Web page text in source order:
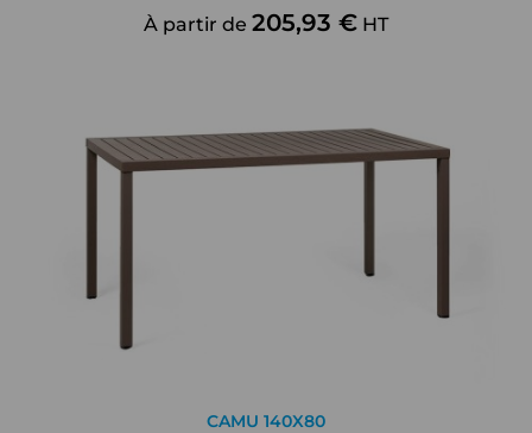
À partir de 205,93 € HT
CAMU 140X80